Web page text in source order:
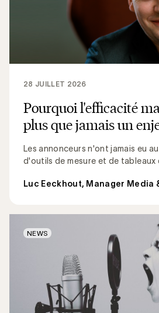
Pourquoi l'efficacité
plus que jamais un
Les annonceurs n'ont jamais eu
d'outils de mesure et de tableaux
28 JUILLET 2026
Luc Eeckhout, Manager Media
NEWS